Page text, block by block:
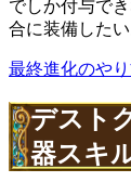
でしか付与で
合に装備したい
最終進化のや
デスト
器スキ